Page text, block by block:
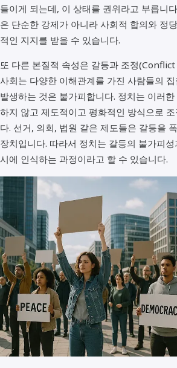
들이게 되는데, 이 상태를 권위라고 부릅니
은 단순한 강제가 아니라 사회적 합의와 정
적인 지지를 받을 수 있습니다.
또 다른 본질적 속성은 갈등과 조정
사회는 다양한 이해관계를 가진 사람들의
발생하는 것은 불가피합니다. 정치는 이러
하지 않고 제도적이고 평화적인 방식으로
다. 선거, 의회, 법원 같은 제도들은 갈등을
장치입니다. 따라서 정치는 갈등의 불가피
시에 인식하는 과정이라고 할 수 있습니다.